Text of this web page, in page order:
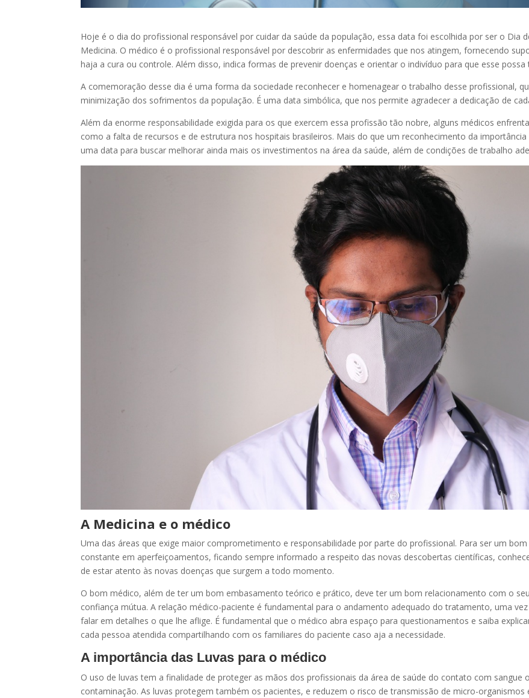
Hoje é o dia do profissional responsável por cuidar da saúde da população, essa data foi escolhida por ser o Dia
Medicina. O médico é o profissional responsável por descobrir as enfermidades que nos atingem, fornecendo
haja a cura ou controle. Além disso, indica formas de prevenir doenças e orientar o indivíduo para que esse possa
A comemoração desse dia é uma forma da sociedade reconhecer e homenagear o trabalho desse profissional,
minimização dos sofrimentos da população. É uma data simbólica, que nos permite agradecer a dedicação de
Além da enorme responsabilidade exigida para os que exercem essa profissão tão nobre, alguns médicos
como a falta de recursos e de estrutura nos hospitais brasileiros. Mais do que um reconhecimento da
uma data para buscar melhorar ainda mais os investimentos na área da saúde, além de condições de trabalho
A Medicina e o médico
Uma das áreas que exige maior comprometimento e responsabilidade por parte do profissional. Para ser um
constante em aperfeiçoamentos, ficando sempre informado a respeito das novas descobertas científicas,
de estar atento às novas doenças que surgem a todo momento.
O bom médico, além de ter um bom embasamento teórico e prático, deve ter um bom relacionamento com o
confiança mútua. A relação médico-paciente é fundamental para o andamento adequado do tratamento, uma
falar em detalhes o que lhe aflige. É fundamental que o médico abra espaço para questionamentos e saiba
cada pessoa atendida compartilhando com os familiares do paciente caso aja a necessidade.
A importância das Luvas para o médico
O uso de luvas tem a finalidade de proteger as mãos dos profissionais da área de saúde do contato com sangue
contaminação. As luvas protegem também os pacientes, e reduzem o risco de transmissão de micro-